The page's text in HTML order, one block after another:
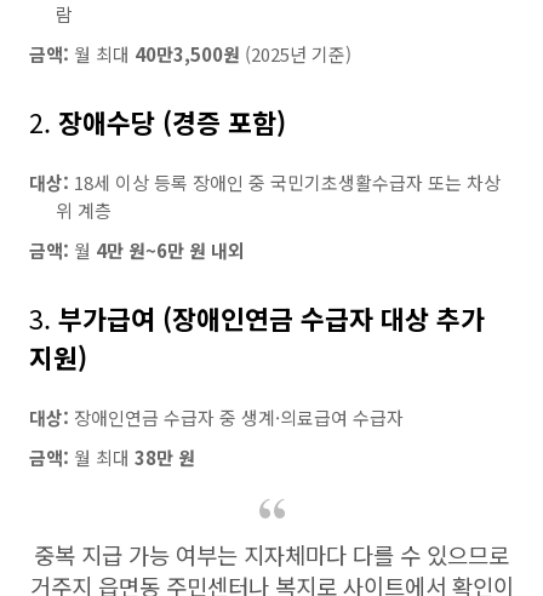
람
금액: 월 최대 40만3,500원 (2025년 기준)
2. 장애수당 (경증 포함)
대상: 18세 이상 등록 장애인 중 국민기초생활수급자 또는 차상
위 계층
금액: 월 4만 원~6만 원 내외
3. 부가급여 (장애인연금 수급자 대상 추가
지원)
대상: 장애인연금 수급자 중 생계·의료급여 수급자
금액: 월 최대 38만 원
중복 지급 가능 여부는 지자체마다 다를 수 있으므로
거주지 읍면동 주민센터나 복지로 사이트에서 확인이